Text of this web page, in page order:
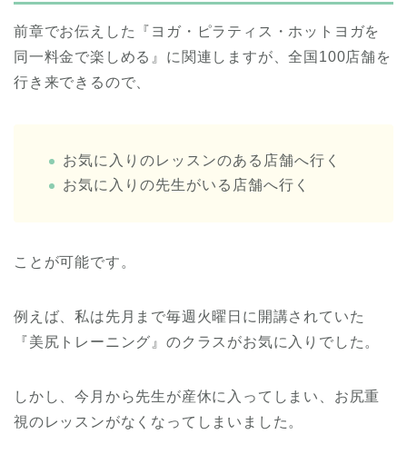
前章でお伝えした『ヨガ・ピラティス・ホットヨガを
同一料金で楽しめる』に関連しますが、全国100店舗を
行き来できるので、
お気に入りのレッスンのある店舗へ行く
お気に入りの先生がいる店舗へ行く
ことが可能です。
例えば、私は先月まで毎週火曜日に開講されていた
『美尻トレーニング』のクラスがお気に入りでした。
しかし、今月から先生が産休に入ってしまい、お尻重
視のレッスンがなくなってしまいました。